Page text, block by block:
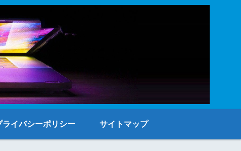
ライバシーポリシー サイトマップ